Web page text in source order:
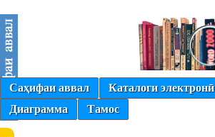
Саҳифаи аввал Каталоги электронӣ
Диаграмма
Тамос